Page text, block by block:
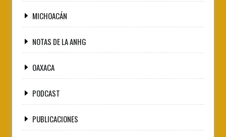
MICHOACÁN
NOTAS DE LA ANHG
OAXACA
PODCAST
PUBLICACIONES